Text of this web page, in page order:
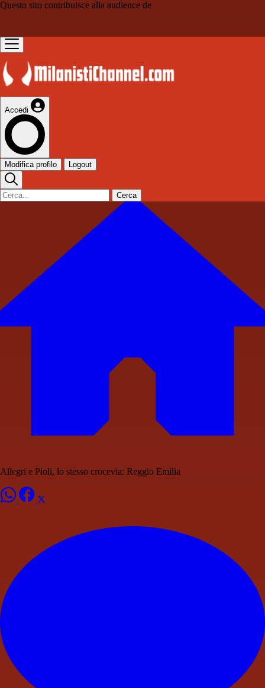
Questo sito contribuisce alla audience de
Accedi
Modifica profilo Logout
Cerca
Allegri e Pioli, lo stesso crocevia: Reggio Emilia